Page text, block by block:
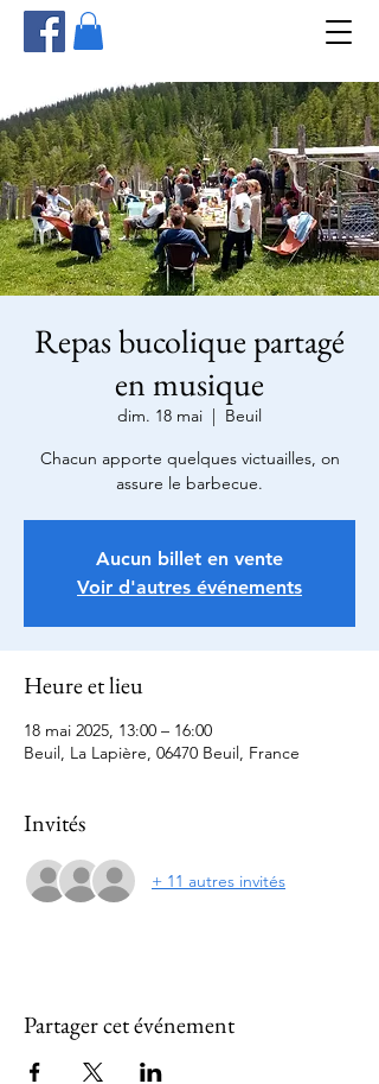
Repas bucolique partagé
en musique
dim. 18 mai
  |
Beuil
Chacun apporte quelques victuailles, on
assure le barbecue.
Aucun billet en vente
Voir d'autres événements
Heure et lieu
18 mai 2025, 13:00 – 16:00
Beuil, La Lapière, 06470 Beuil, France
Invités
+ 11 autres invités
Partager cet événement